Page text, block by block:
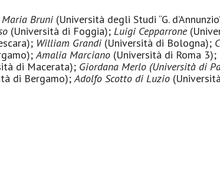
Maria Bruni (Università degli Studi “G.
(Università di Foggia); Luigi Cepparrone
William Grandi (Università di Bologna);
Amalia Marciano (Università di Roma 3);
di Macerata); Giordana Merlo (Università di
di Bergamo);Adolfo Scotto di Luzio